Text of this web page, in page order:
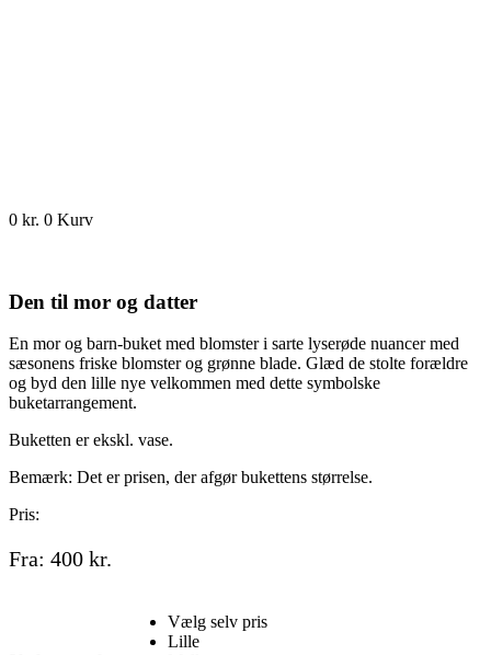
0 kr. 0 Kurv
Den til mor og datter
En mor og barn-buket med blomster i sarte lyserøde nuancer med
sæsonens friske blomster og grønne blade. Glæd de stolte forældre
og byd den lille nye velkommen med dette symbolske
buketarrangement.
Buketten er ekskl. vase.
Bemærk: Det er prisen, der afgør bukettens størrelse.
Pris:
Fra: 400 kr.
Vælg selv pris
Lille